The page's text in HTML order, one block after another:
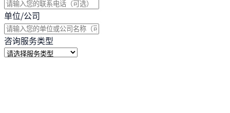
单位/公司
咨询服务类型